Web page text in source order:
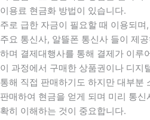
이용료 현금화 방법이 있습니다.
주로 급한 자금이 필요할 때 이용되며
주요 통신사, 알뜰폰 통신사 들이 제
하며 결제대행사를 통해 결제가 이루
이 과정에서 구매한 상품권이나 디지
통해 직접 판매하기도 하지만 대부분
판매하여 현금을 얻게 되며 미리 통
확히 이해하는 것이 중요합니다.